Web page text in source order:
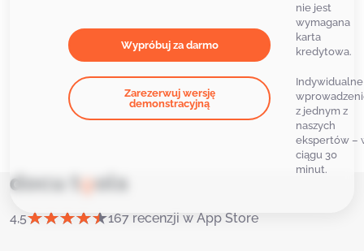
Wypróbuj za darmo
Zarezerwuj wersję
demonstracyjną
nie jest
wymagana
karta
kredytowa.
Indywidualne
z jednym z
naszych
ekspertów –
ciągu 30
minut.
4,5 167 recenzji w App Store